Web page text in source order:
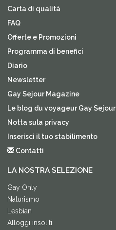
Carta di qualità
FAQ
Offerte e Promozioni
Programma di benefici
Diario
Newsletter
Gay Sejour Magazine
Le blog du voyageur Gay Sejour
Notta sula privacy
Inserisci il tuo stabilimento
Contatti
LA NOSTRA SELEZIONE
Gay Only
Naturismo
Lesbian
Alloggi insoliti